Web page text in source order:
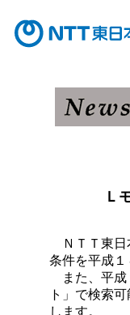
Ｌ
ＮＴＴ東日
条件を平成１
また、平成
ト」で検索
します。